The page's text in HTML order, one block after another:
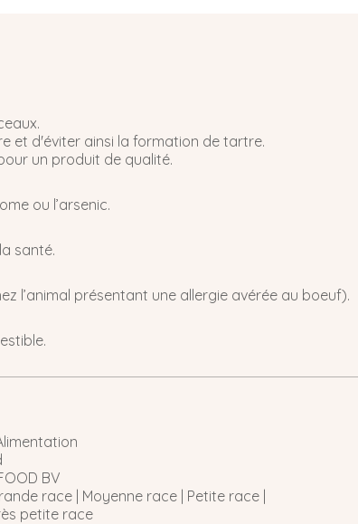
et d'éviter ainsi la formation de tartre.
un produit de qualité.
ou l’arsenic.
santé.
l’animal présentant une allergie avérée au boeuf).
BV
race | Moyenne race | Petite race |
petite race